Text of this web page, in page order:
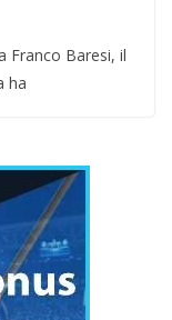
Franco Baresi, il
ha